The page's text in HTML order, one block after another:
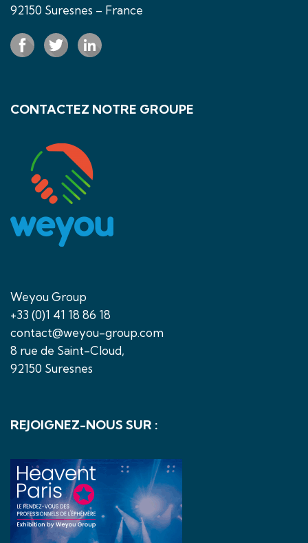
92150 Suresnes – France
CONTACTEZ NOTRE GROUPE
Weyou Group
+33 (0)1 41 18 86 18
contact@weyou-group.com
8 rue de Saint-Cloud,
92150 Suresnes
REJOIGNEZ-NOUS SUR :